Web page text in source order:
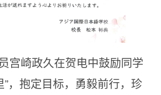
宫崎政久在贺电中鼓励同学
”，抱定目标，勇毅前行，珍